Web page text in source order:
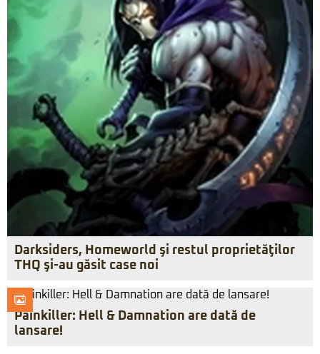
Darksiders, Homeworld şi restul proprietăţilor
THQ şi-au găsit case noi
Painkiller: Hell & Damnation are dată de
lansare!